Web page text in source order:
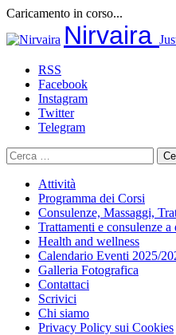
Caricamento in corso...
al
Nirvaira
RSS
Facebook
Instagram
Twitter
Telegram
Ricerca
per:
Attività
Programma dei Corsi
Consulenze, Massaggi,
Trattamenti e consulenze a
Health and wellness
Calendario Eventi 2025/
Galleria Fotografica
Contattaci
Scrivici
Chi siamo
Privacy Policy sui Cookies